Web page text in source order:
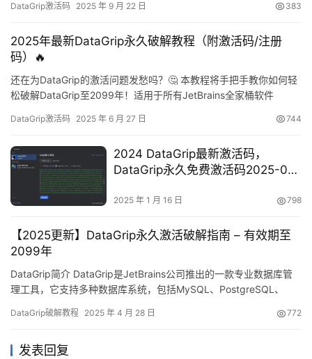
JetBrains 家族的明星数据库 IDE，跨 Windows、macOS、Linux
级特性。 …
DataGrip激活码 2025 年 9 月 22 日 383
2025年最新DataGrip永久破解教程（附激活码/注册
码）🔥
还在为DataGrip的激活问题发愁吗？🤔 本教程将手把手教你如何轻
松破解DataGrip至2099年！适用于所有JetBrains全家桶软件
用哦~ 先睹为快：破解成果展示 先给大家看看最新版本的破解成果
DataGrip激活码 2025 年 6 月 27 日 744
2024 DataGrip最新激活码，
DataGrip永久免费激活码2025-01-
2025 年 1 月 16 日 798
【2025更新】DataGrip永久激活破解指南 – 有效期至
2099年
DataGrip简介 DataGrip是JetBrains公司推出的一款专业数据库管
理工具，它支持多种数据库系统，包括MySQL、PostgreSQL、
能代码补全、语法高亮和方便的导航功能，帮助开发者更高效地管
209…
DataGrip破解教程 2025 年 4 月 28 日 772
发表回复